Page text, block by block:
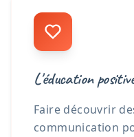
L'éducation
Faire découvrir
communication